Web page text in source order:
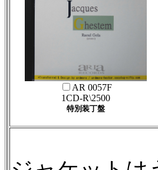
AR 0057F
1CD-R\2500
特別装丁盤